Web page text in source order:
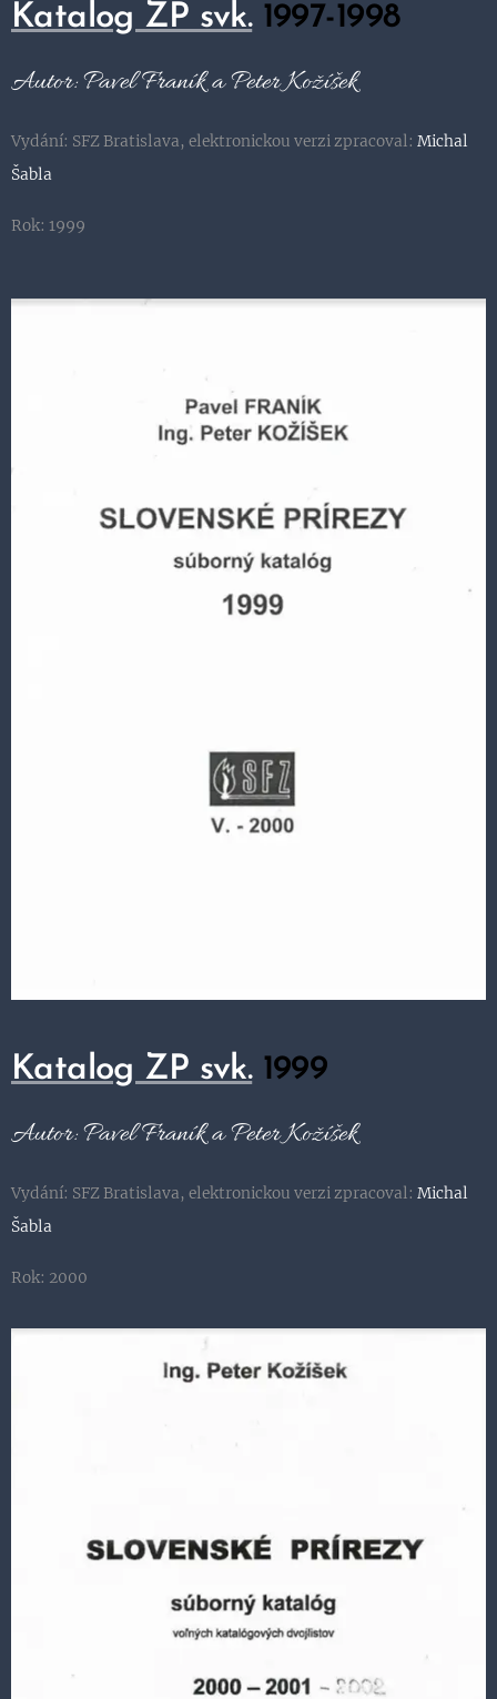
Katalog ZP svk. 1997-1998
Autor: Pavel Franík a Peter Kožíšek
Vydání: SFZ Bratislava, elektronickou verzi zpracoval: Michal
Šabla
Rok: 1999
Katalog ZP svk. 1999
Autor: Pavel Franík a Peter Kožíšek
Vydání: SFZ Bratislava, elektronickou verzi zpracoval: Michal
Šabla
Rok: 2000